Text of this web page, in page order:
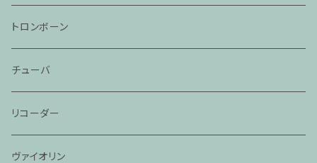
トロンボーン
チューバ
リコーダー
ヴァイオリン